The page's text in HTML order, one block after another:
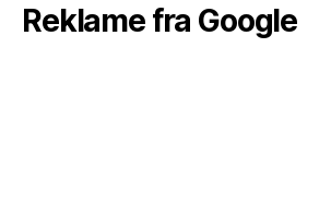
Reklame fra Google